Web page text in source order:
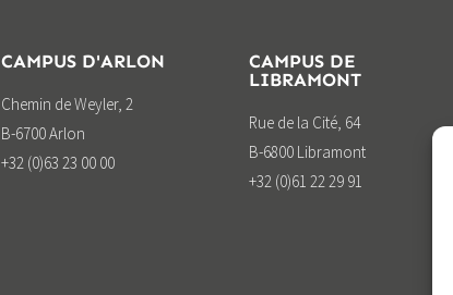
CAMPUS D'ARLON
Chemin de Weyler, 2
B-6700 Arlon
+32 (0)63 23 00 00
CAMPUS DE
LIBRAMONT
Rue de la Cité, 64
B-6800 Libramont
+32 (0)61 22 29 91